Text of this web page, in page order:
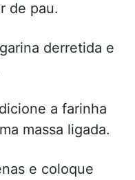
de pau.
derretida e
a farinha
massa ligada.
e coloque